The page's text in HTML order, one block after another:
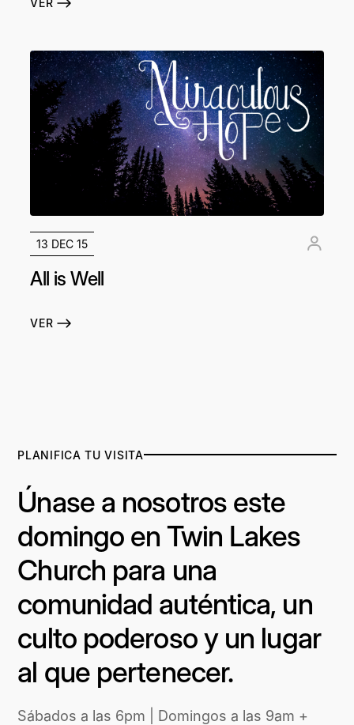
VER
13 DEC 15
All is Well
VER
PLANIFICA TU VISITA
Únase a nosotros este
domingo en Twin Lakes
Church para una
comunidad auténtica, un
culto poderoso y un lugar
al que pertenecer.
Sábados a las 6pm | Domingos a las 9am +